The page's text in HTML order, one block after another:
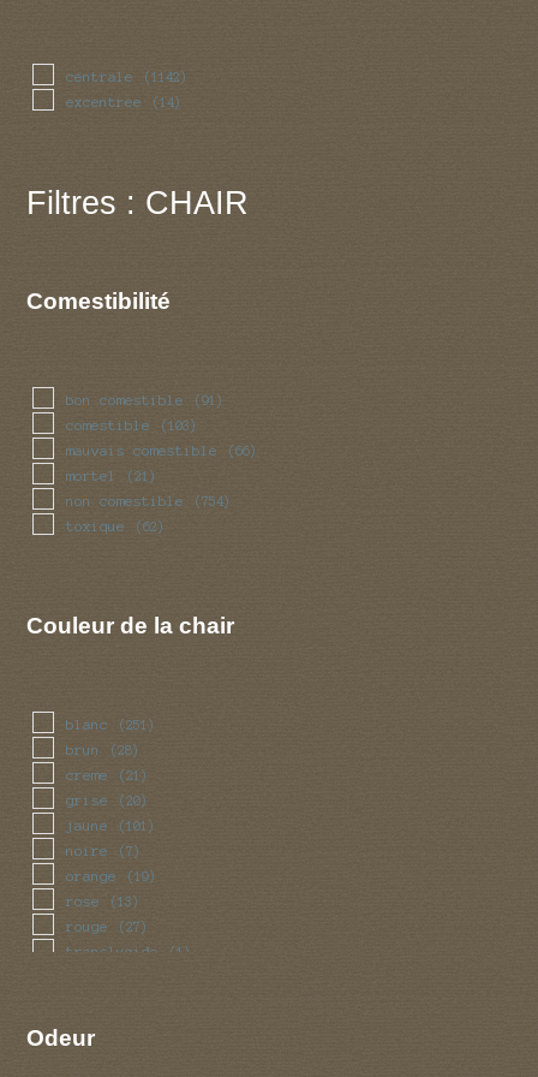
centrale (1142)
excentree (14)
Filtres : CHAIR
Comestibilité
bon comestible (91)
comestible (103)
mauvais comestible (66)
mortel (21)
non comestible (754)
toxique (62)
Couleur de la chair
blanc (251)
brun (28)
creme (21)
grise (20)
jaune (101)
noire (7)
orange (19)
rose (13)
rouge (27)
translucide (1)
Odeur